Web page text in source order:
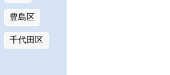
豊島区
千代田区